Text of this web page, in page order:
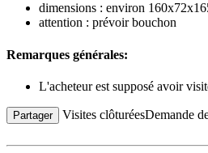
dimensions : environ
attention : prévoir bouchon
Remarques générales:
L'acheteur est supposé avoir
Partager Visites clôturéesDemande